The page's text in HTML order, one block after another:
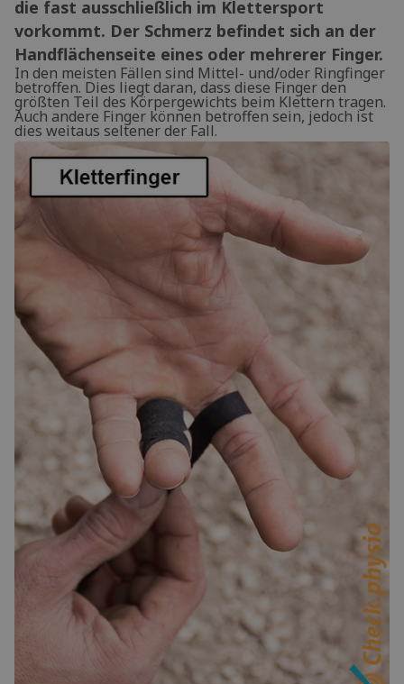
die fast ausschließlich im Klettersport
vorkommt. Der Schmerz befindet sich an der
Handflächenseite eines oder mehrerer Finger.
In den meisten Fällen sind Mittel- und/oder Ringfinger
betroffen. Dies liegt daran, dass diese Finger den
größten Teil des Körpergewichts beim Klettern tragen.
Auch andere Finger können betroffen sein, jedoch ist
dies weitaus seltener der Fall.